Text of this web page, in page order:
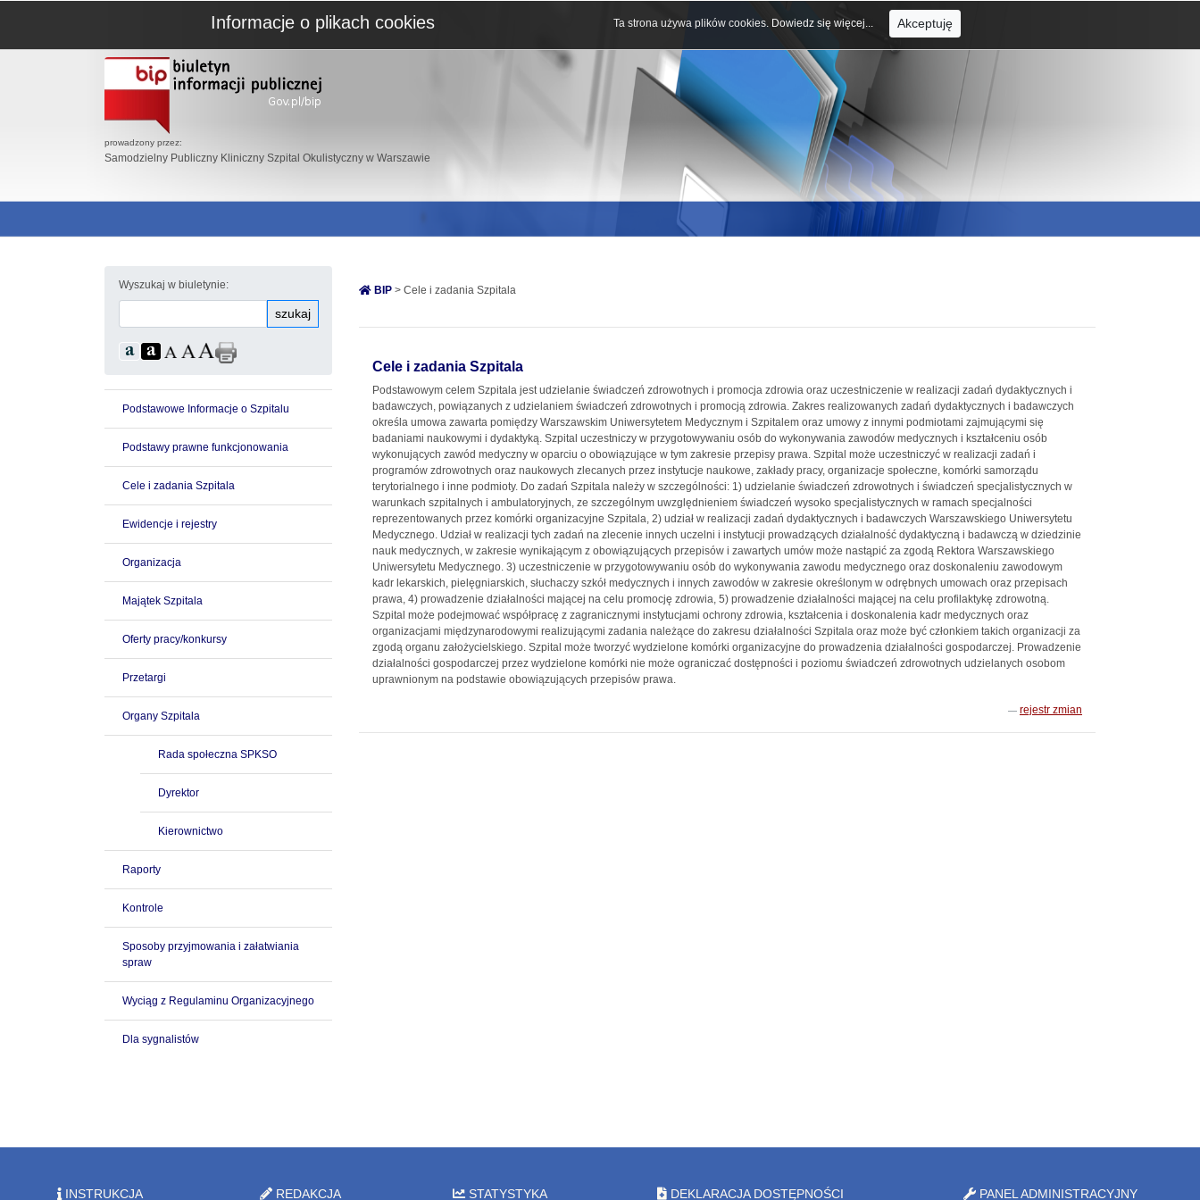
prowadzony przez:
Samodzielny Publiczny Kliniczny Szpital Okulistyczny w Warszawie
Wyszukaj w biuletynie:
szukaj
Podstawowe Informacje o Szpitalu
Podstawy prawne funkcjonowania
Cele i zadania Szpitala
Ewidencje i rejestry
Organizacja
Majątek Szpitala
Oferty pracy/konkursy
Przetargi
Organy Szpitala
Rada społeczna SPKSO
Dyrektor
Kierownictwo
Raporty
Kontrole
Sposoby przyjmowania i załatwiania
spraw
Wyciąg z Regulaminu Organizacyjnego
Dla sygnalistów
BIP > Cele i zadania Szpitala
Cele i zadania Szpitala
Podstawowym celem Szpitala jest udzielanie świadczeń zdrowotnych i promocja zdrowia oraz uczestniczenie w realizacji zadań dydaktycznych i
badawczych, powiązanych z udzielaniem świadczeń zdrowotnych i promocją zdrowia. Zakres realizowanych zadań dydaktycznych i badawczych
określa umowa zawarta pomiędzy Warszawskim Uniwersytetem Medycznym i Szpitalem oraz umowy z innymi podmiotami zajmującymi się
badaniami naukowymi i dydaktyką. Szpital uczestniczy w przygotowywaniu osób do wykonywania zawodów medycznych i kształceniu osób
wykonujących zawód medyczny w oparciu o obowiązujące w tym zakresie przepisy prawa. Szpital może uczestniczyć w realizacji zadań i
programów zdrowotnych oraz naukowych zlecanych przez instytucje naukowe, zakłady pracy, organizacje społeczne, komórki samorządu
terytorialnego i inne podmioty. Do zadań Szpitala należy w szczególności: 1) udzielanie świadczeń zdrowotnych i świadczeń specjalistycznych w
warunkach szpitalnych i ambulatoryjnych, ze szczególnym uwzględnieniem świadczeń wysoko specjalistycznych w ramach specjalności
reprezentowanych przez komórki organizacyjne Szpitala, 2) udział w realizacji zadań dydaktycznych i badawczych Warszawskiego Uniwersytetu
Medycznego. Udział w realizacji tych zadań na zlecenie innych uczelni i instytucji prowadzących działalność dydaktyczną i badawczą w dziedzinie
nauk medycznych, w zakresie wynikającym z obowiązujących przepisów i zawartych umów może nastąpić za zgodą Rektora Warszawskiego
Uniwersytetu Medycznego. 3) uczestniczenie w przygotowywaniu osób do wykonywania zawodu medycznego oraz doskonaleniu zawodowym
kadr lekarskich, pielęgniarskich, słuchaczy szkół medycznych i innych zawodów w zakresie określonym w odrębnych umowach oraz przepisach
prawa, 4) prowadzenie działalności mającej na celu promocję zdrowia, 5) prowadzenie działalności mającej na celu profilaktykę zdrowotną.
Szpital może podejmować współpracę z zagranicznymi instytucjami ochrony zdrowia, kształcenia i doskonalenia kadr medycznych oraz
organizacjami międzynarodowymi realizującymi zadania należące do zakresu działalności Szpitala oraz może być członkiem takich organizacji za
zgodą organu założycielskiego. Szpital może tworzyć wydzielone komórki organizacyjne do prowadzenia działalności gospodarczej. Prowadzenie
działalności gospodarczej przez wydzielone komórki nie może ograniczać dostępności i poziomu świadczeń zdrowotnych udzielanych osobom
uprawnionym na podstawie obowiązujących przepisów prawa.
rejestr zmian
Informacje o plikach cookies Ta strona używa plików cookies. Dowiedz się więcej... Akceptuję
INSTRUKCJA REDAKCJA STATYSTYKA DEKLARACJA DOSTĘPNOŚCI PANEL ADMINISTRACYJNY